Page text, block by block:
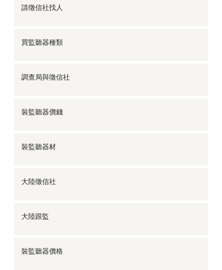
請徵信社找人
買監聽器種類
調查局與徵信社
裝監聽器價錢
裝監聽器材
大陸徵信社
大陸跟監
裝監聽器價格